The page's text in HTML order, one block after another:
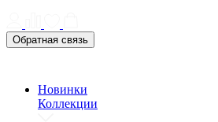
Обратная связь
Новинки
Коллекции